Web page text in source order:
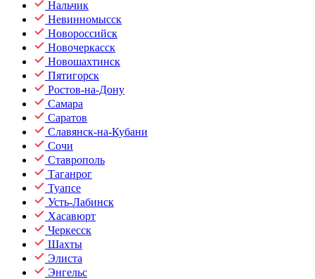
Нальчик
Невинномысск
Новороссийск
Новочеркасск
Новошахтинск
Пятигорск
Ростов-на-Дону
Самара
Саратов
Славянск-на-Кубани
Сочи
Ставрополь
Таганрог
Туапсе
Усть-Лабинск
Хасавюрт
Черкесск
Шахты
Элиста
Энгельс